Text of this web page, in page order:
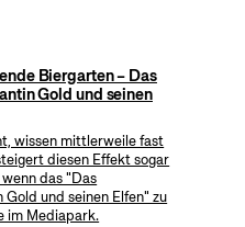
Biergarten – Das
Gold und seinen
wissen mittlerweile fast
diesen Effekt sogar
das "Das
und seinen Elfen" zu
im Mediapark.